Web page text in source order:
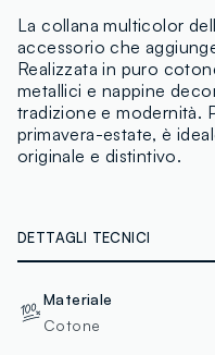
La collana multicolor
accessorio che
Realizzata in puro
metallici e nappine
tradizione e modernità.
primavera-estate, è
originale e distintivo.
DETTAGLI TECNICI
Materiale
Cotone